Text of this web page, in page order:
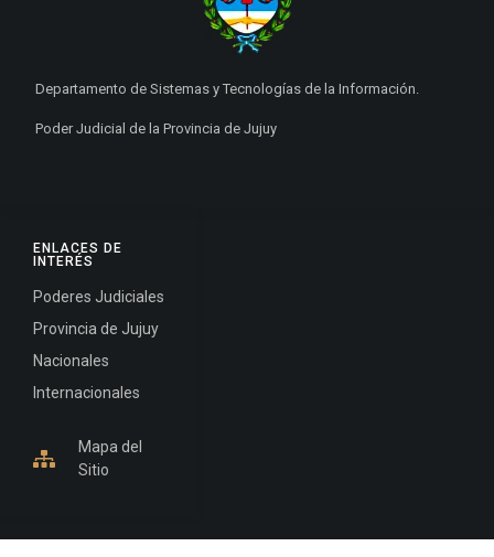
ENLACES DE
INTERÉS
Poderes Judiciales
Provincia de Jujuy
Nacionales
Internacionales
Mapa del
Sitio
Departamento de Sistemas y Tecnologías de la Información.
Poder Judicial de la Provincia de Jujuy